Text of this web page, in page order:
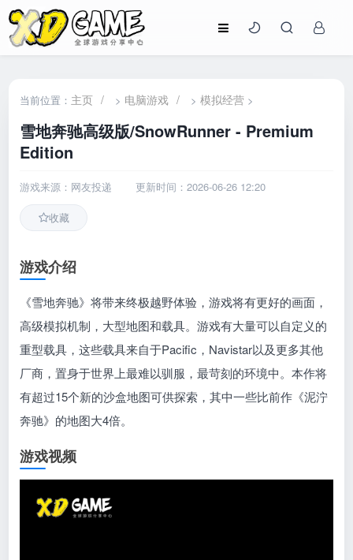
当前位置： 主页 / > 电脑游戏 / >模拟经营 >
雪地奔驰高级版/SnowRunner - Premium
Edition
游戏来源：网友投递 更新时间：2026-06-26 12:20
收藏
游戏介绍
《雪地奔驰》将带来终极越野体验，游戏将有更好的画面，
高级模拟机制，大型地图和载具。游戏有大量可以自定义的
重型载具，这些载具来自于Pacific，Navistar以及更多其他
厂商，置身于世界上最难以驯服，最苛刻的环境中。本作将
有超过15个新的沙盒地图可供探索，其中一些比前作《泥泞
奔驰》的地图大4倍。
游戏视频